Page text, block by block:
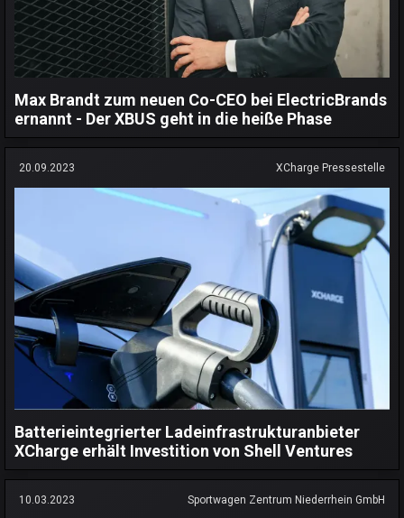
Max Brandt zum neuen Co-CEO bei ElectricBrands
ernannt - Der XBUS geht in die heiße Phase
20.09.2023 XCharge Pressestelle
Batterieintegrierter Ladeinfrastrukturanbieter
XCharge erhält Investition von Shell Ventures
10.03.2023 Sportwagen Zentrum Niederrhein GmbH